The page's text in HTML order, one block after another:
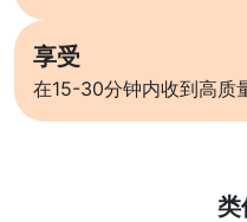
享受
在15-30分钟内收到高质
类